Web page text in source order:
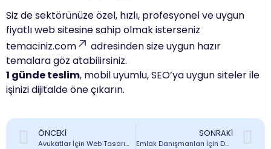
Siz de sektörünüze özel, hızlı, profesyonel ve uygun
fiyatlı web sitesine sahip olmak isterseniz
temaciniz.com
adresinden size uygun hazır
temalara göz atabilirsiniz.
1 günde teslim, mobil uyumlu, SEO’ya uygun siteler ile
işinizi dijitalde öne çıkarın.
ÖNCEKI
Avukatlar İçin Web Tasarım Rehberi: Güven Veren Siteler Nasıl Olmalı?
SONRAKI
Emlak Danışmanları İçin Dönüşüm Odaklı Web Tasarım İpuçları